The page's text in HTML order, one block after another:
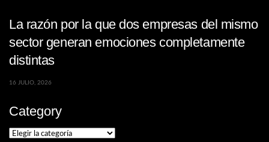
La razón por la que dos empresas del mismo
sector generan emociones completamente
distintas
16 JULIO, 2026
Category
Category